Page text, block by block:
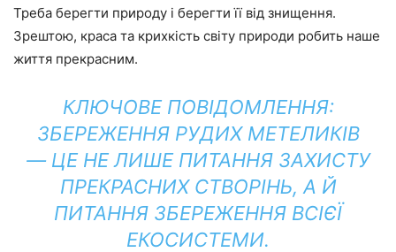
Треба берегти природу і берегти її від знищення.
Зрештою, краса та крихкість світу природи робить наше
життя прекрасним.
КЛЮЧОВЕ ПОВІДОМЛЕННЯ:
ЗБЕРЕЖЕННЯ РУДИХ МЕТЕЛИКІВ
— ЦЕ НЕ ЛИШЕ ПИТАННЯ ЗАХИСТУ
ПРЕКРАСНИХ СТВОРІНЬ, А Й
ПИТАННЯ ЗБЕРЕЖЕННЯ ВСІЄЇ
ЕКОСИСТЕМИ.